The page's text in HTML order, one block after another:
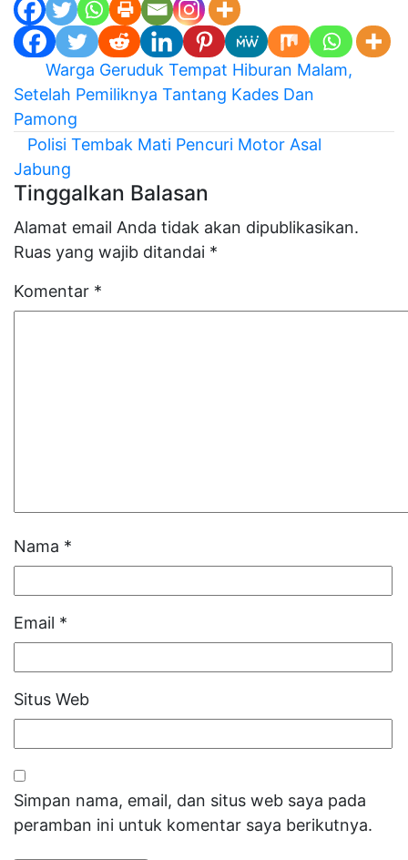
Navigasi
pos
Warga Geruduk Tempat Hiburan Malam,
Setelah Pemiliknya Tantang Kades Dan
Pamong
Polisi Tembak Mati Pencuri Motor Asal
Jabung
Tinggalkan Balasan
Alamat email Anda tidak akan dipublikasikan.
Ruas yang wajib ditandai *
Komentar *
Nama *
Email *
Situs Web
Simpan nama, email, dan situs web saya pada
peramban ini untuk komentar saya berikutnya.